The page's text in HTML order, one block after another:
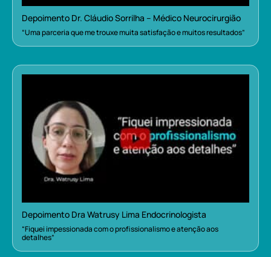
Depoimento Dr. Cláudio Sorrilha – Médico Neurocirurgião
“Uma parceria que me trouxe muita satisfação e muitos resultados”
Depoimento Dra Watrusy Lima Endocrinologista
“Fiquei impessionada com o profissionalismo e atenção aos
detalhes”